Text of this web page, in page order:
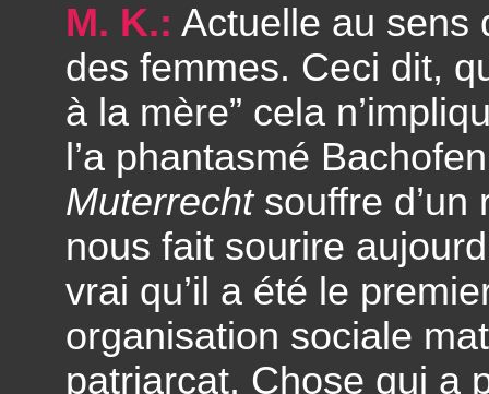
M. K.: Actuelle au sens
des femmes. Ceci dit,
à la mère” cela
l’a phantasmé
Muterrechtsouffre d’un
nous fait sourire
vrai qu’il a été le
organisation sociale
patriarcat. Chose qui a